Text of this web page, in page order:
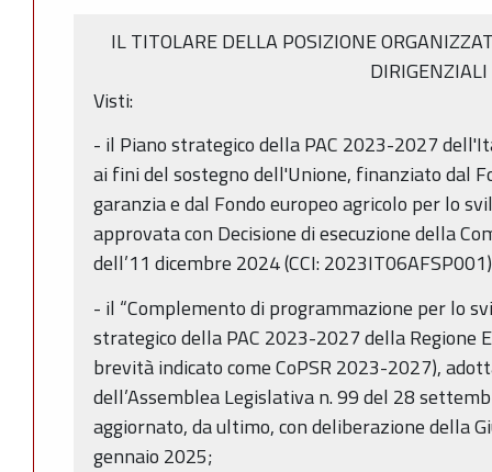
IL TITOLARE DELLA POSIZIONE
DIRIGENZIALI
Visti:
- il Piano strategico della PAC 2023-2027
ai fini del sostegno dell'Unione, finanziato dal
garanzia e dal Fondo europeo agricolo per lo
approvata con Decisione di esecuzione della
dell’11 dicembre 2024 (CCI:
- il “Complemento di programmazione per lo
strategico della PAC 2023-2027 della Regione
brevità indicato come CoPSR 2023-2027),
dell’Assemblea Legislativa n. 99 del 28
aggiornato, da ultimo, con deliberazione della
gennaio 2025;